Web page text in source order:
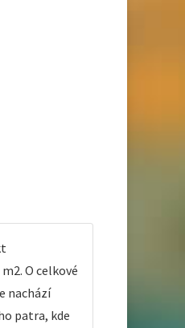
O celkové
nachází
patra, kde